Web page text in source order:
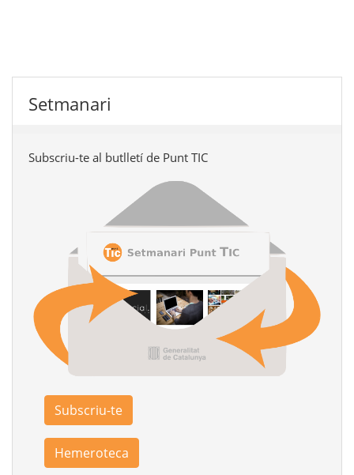
Setmanari
Subscriu-te al butlletí de Punt TIC
Subscriu-te
Hemeroteca